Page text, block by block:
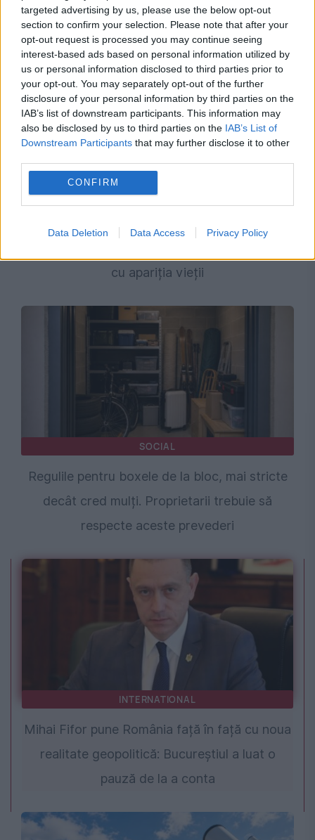
targeted advertising by us, please use the below opt-out
section to confirm your selection. Please note that after your
opt-out request is processed you may continue seeing
interest-based ads based on personal information utilized by
us or personal information disclosed to third parties prior to
your opt-out. You may separately opt-out of the further
disclosure of your personal information by third parties on the
IAB’s list of downstream participants. This information may
also be disclosed by us to third parties on the IAB’s List of
Downstream Participants that may further disclose it to other
CONFIRM
Data Deletion Data Access Privacy Policy
Recomandările noastre
cu apariția vieții
SOCIAL
Regulile pentru boxele de la bloc, mai stricte
decât cred mulți. Proprietarii trebuie să
respecte aceste prevederi
INTERNATIONAL
Mihai Fifor pune România față în față cu noua
realitate geopolitică: Bucureștiul a luat o
pauză de la a conta